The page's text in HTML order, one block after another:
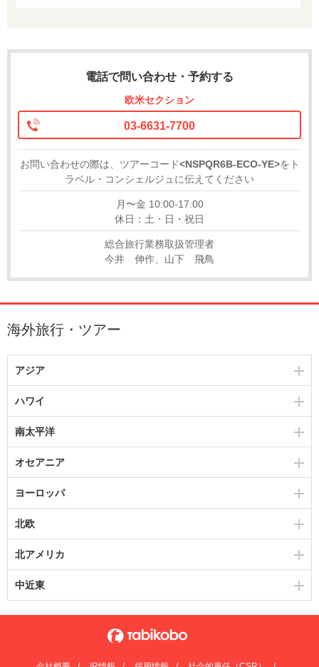
電話で問い合わせ・予約する
欧米セクション
03-6631-7700
お問い合わせの際は、ツアーコード<NSPQR6B-ECO-YE>をト
ラベル・コンシェルジュに伝えてください
月〜金 10:00-17:00
休日：土・日・祝日
総合旅行業務取扱管理者
今井 伸作、山下 飛鳥
海外旅行・ツアー
アジア
ハワイ
南太平洋
オセアニア
ヨーロッパ
北欧
北アメリカ
中近東